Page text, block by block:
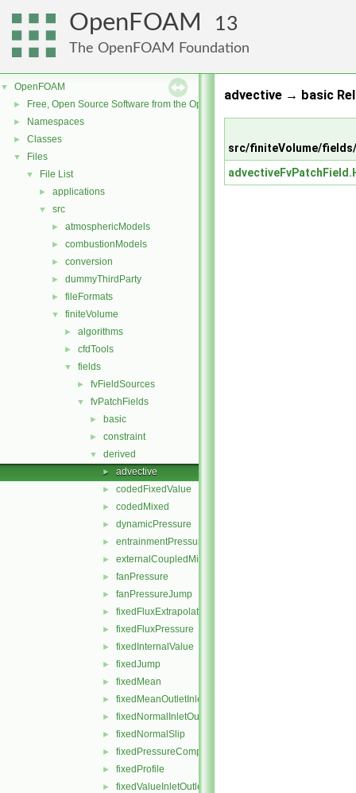
OpenFOAM 13
The OpenFOAM Foundation
▼ OpenFOAM
► Free, Open Source Software from the OpenFOAM Foundation
► Namespaces
► Classes
▼ Files
▼ File List
► applications
▼ src
► atmosphericModels
► combustionModels
► conversion
► dummyThirdParty
► fileFormats
▼ finiteVolume
► algorithms
► cfdTools
▼ fields
► fvFieldSources
▼ fvPatchFields
► basic
► constraint
▼ derived
► advective
► codedFixedValue
► codedMixed
► dynamicPressure
► entrainmentPressure
► externalCoupledMixed
► fanPressure
► fanPressureJump
► fixedFluxExtrapolatedPressure
► fixedFluxPressure
► fixedInternalValue
► fixedJump
► fixedMean
► fixedMeanOutletInlet
► fixedNormalInletOutletVelocity
► fixedNormalSlip
► fixedPressureCompressibleDensity
► fixedProfile
► fixedValueInletOutlet
advective → basic
src/finiteVolume/